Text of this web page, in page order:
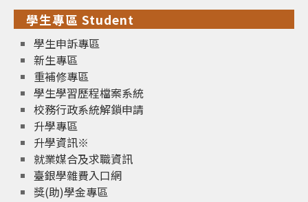
學生專區 Student
學生申訴專區
新生專區
重補修專區
學生學習歷程檔案系統
校務行政系統解鎖申請
升學專區
升學資訊※
就業媒合及求職資訊
臺銀學雜費入口網
獎(助)學金專區